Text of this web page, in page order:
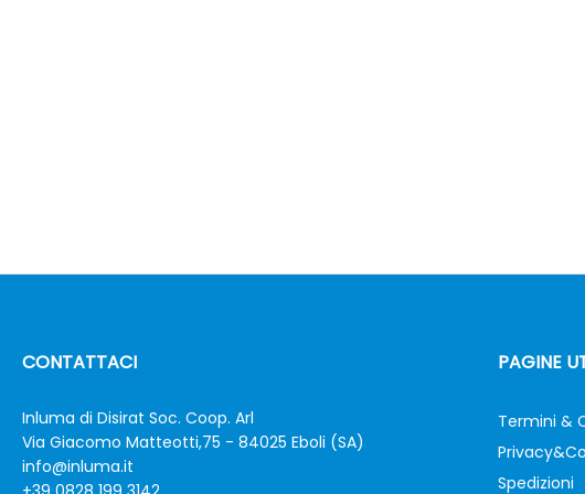
CONTATTACI
Inluma di Disirat Soc. Coop. Arl
Via Giacomo Matteotti,75 - 84025 Eboli (SA)
info@inluma.it
PAGINE
Termini &
Spedizioni